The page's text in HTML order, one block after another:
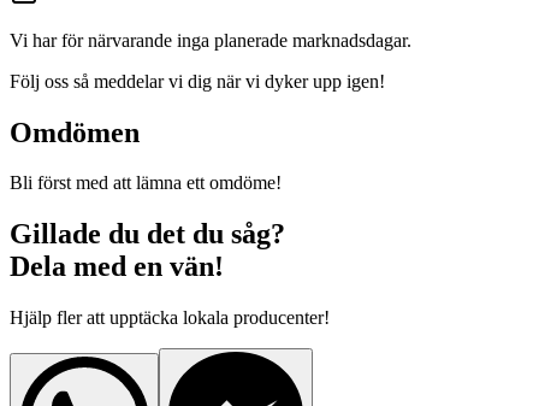
Vi har för närvarande inga planerade marknadsdagar.
Följ oss så meddelar vi dig när vi dyker upp igen!
Omdömen
Bli först med att lämna ett omdöme!
Gillade du det du såg?
Dela med en vän!
Hjälp fler att upptäcka lokala producenter!